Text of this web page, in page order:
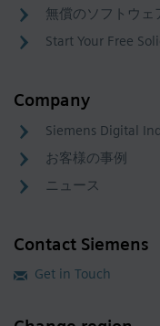
無償のソフトウェ
Start Your Free
Company
Siemens Digital
お客様の事例
ニュース
Contact Siemens
Get in Touch